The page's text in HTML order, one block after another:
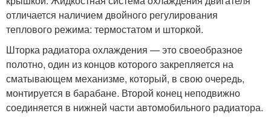
отличается наличием двойного регулирования
теплового режима: термостатом и шторкой.
Шторка радиатора охлаждения — это своеобразное
полотно, один из концов которого закрепляется на
сматывающем механизме, который, в свою очередь,
монтируется в барабане. Второй конец неподвижно
соединяется в нижней части автомобильного радиатора.